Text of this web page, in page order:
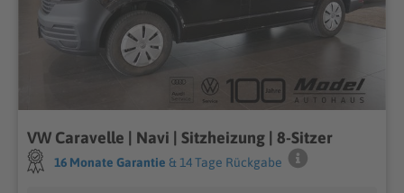
VW Caravelle | Navi | Sitzheizung | 8-Sitzer
16 Monate Garantie & 14 Tage Rückgabe